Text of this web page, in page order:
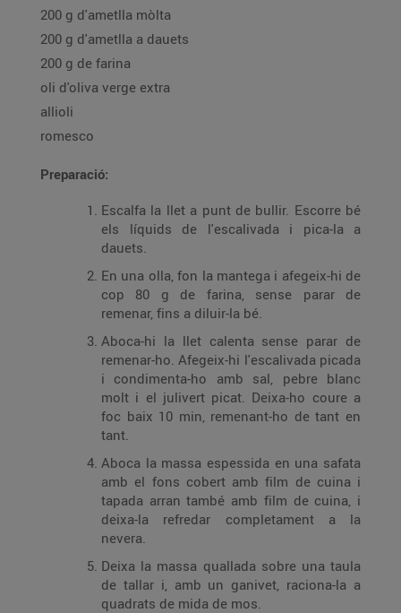
200 g d'ametlla mòlta
200 g d'ametlla a dauets
200 g de farina
oli d'oliva verge extra
allioli
romesco
Preparació:
Escalfa la llet a punt de bullir. Escorre bé
els líquids de l'escalivada i pica-la a
dauets.
En una olla, fon la mantega i afegeix-hi de
cop 80 g de farina, sense parar de
remenar, fins a diluir-la bé.
Aboca-hi la llet calenta sense parar de
remenar-ho. Afegeix-hi l'escalivada picada
i condimenta-ho amb sal, pebre blanc
molt i el julivert picat. Deixa-ho coure a
foc baix 10 min, remenant-ho de tant en
tant.
Aboca la massa espessida en una safata
amb el fons cobert amb film de cuina i
tapada arran també amb film de cuina, i
deixa-la refredar completament a la
nevera.
Deixa la massa quallada sobre una taula
de tallar i, amb un ganivet, raciona-la a
quadrats de mida de mos.